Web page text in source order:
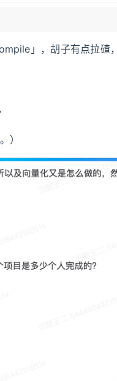
」，胡子有点拉碴
）